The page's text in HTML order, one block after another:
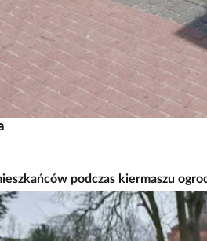
podczas kiermaszu